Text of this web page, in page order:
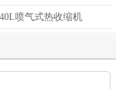
喷气式热收缩机